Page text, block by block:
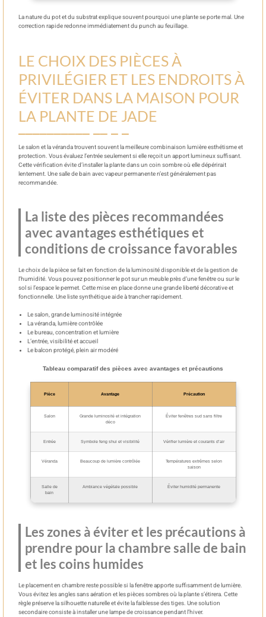
La nature du pot et du substrat explique souvent pourquoi une plante se porte mal. Une
correction rapide redonne immédiatement du punch au feuillage.
LE CHOIX DES PIÈCES À
PRIVILÉGIER ET LES ENDROITS À
ÉVITER DANS LA MAISON POUR
LA PLANTE DE JADE
Le salon et la véranda trouvent souvent la meilleure combinaison lumière esthétisme et
protection. Vous évaluez l’entrée seulement si elle reçoit un apport lumineux suffisant.
Cette vérification évite d’installer la plante dans un coin sombre où elle dépérirait
lentement. Une salle de bain avec vapeur permanente n’est généralement pas
recommandée.
La liste des pièces recommandées
avec avantages esthétiques et
conditions de croissance favorables
Le choix de la pièce se fait en fonction de la luminosité disponible et de la gestion de
l’humidité. Vous pouvez positionner le pot sur un meuble près d’une fenêtre ou sur le
sol si l’espace le permet. Cette mise en place donne une grande liberté décorative et
fonctionnelle. Une liste synthétique aide à trancher rapidement.
Le salon, grande luminosité intégrée
La véranda, lumière contrôlée
Le bureau, concentration et lumière
L’entrée, visibilité et accueil
Le balcon protégé, plein air modéré
Tableau comparatif des pièces avec avantages et précautions
Pièce Avantage Précaution
Salon
Grande luminosité et intégration
déco
Éviter fenêtres sud sans filtre
Entrée Symbole feng shui et visibilité Vérifier lumière et courants d’air
Véranda Beaucoup de lumière contrôlée
Températures extrêmes selon
saison
Salle de
bain
Ambiance végétale possible Éviter humidité permanente
Les zones à éviter et les précautions à
prendre pour la chambre salle de bain
et les coins humides
Le placement en chambre reste possible si la fenêtre apporte suffisamment de lumière.
Vous évitez les angles sans aération et les pièces sombres où la plante s’étirera. Cette
règle préserve la silhouette naturelle et évite la faiblesse des tiges. Une solution
secondaire consiste à installer une lampe de croissance pendant l’hiver.